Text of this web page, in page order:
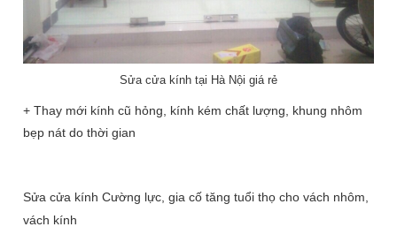
Sửa cửa kính tại Hà Nội giá rẻ
+ Thay mới kính cũ hỏng, kính kém chất lượng, khung nhôm
bẹp nát do thời gian
Sửa cửa kính Cường lực, gia cố tăng tuổi thọ cho vách nhôm,
vách kính